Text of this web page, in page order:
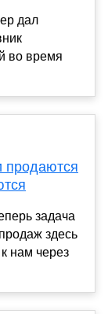
дал
во время
продаются
задача
здесь
нам через